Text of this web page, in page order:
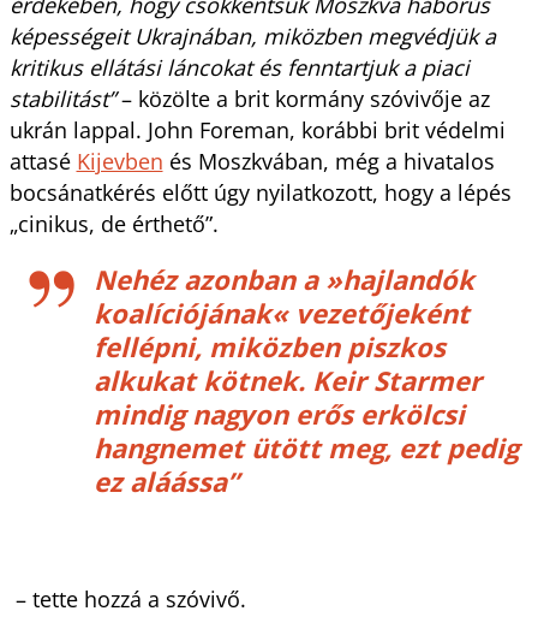
képességeit Ukrajnában, miközben megvédjük a
kritikus ellátási láncokat és fenntartjuk a piaci
stabilitást”– közölte a brit kormány szóvivője az
ukrán lappal. John Foreman, korábbi brit védelmi
attasé Kijevben és Moszkvában, még a hivatalos
bocsánatkérés előtt úgy nyilatkozott, hogy a lépés
„cinikus, de érthető”.
Nehéz azonban a »hajlandók
koalíciójának« vezetőjeként
fellépni, miközben piszkos
alkukat kötnek. Keir Starmer
mindig nagyon erős erkölcsi
hangnemet ütött meg, ezt pedig
ez aláássa”
– tette hozzá a szóvivő.